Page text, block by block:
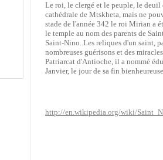
Le roi, le clergé et le peuple, le
cathédrale de Mtskheta, mais ne
stade de l'année 342 le roi Mirian a
le temple au nom des parents de
Saint-Nino. Les reliques d'un saint,
nombreuses guérisons et des
Patriarcat d'Antioche, il a nommé
Janvier, le jour de sa fin
http://en.wikipedia.org/wiki/